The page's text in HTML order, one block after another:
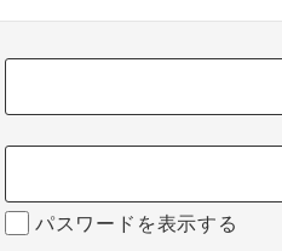
パスワードを表示する